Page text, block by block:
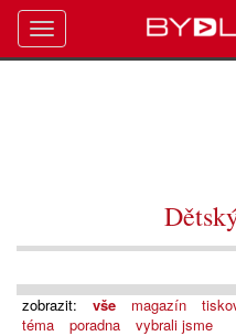
zobrazit: vše magazín
téma
poradna
vybrali jsme
Toggle
navigation